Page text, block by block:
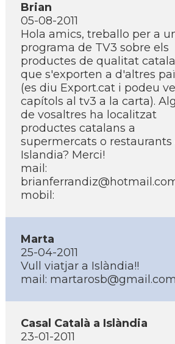
Brian
05-08-2011
Hola amics, treballo per a
programa de TV3 sobre els
productes de qualitat
que s'exporten a d'altres
(es diu Export.cat i podeu
capí­tols al tv3 a la carta).
de vosaltres ha localitzat
productes catalans a
supermercats o restaurants
Islandia? Merci!
mail:
mobil:
Marta
25-04-2011
Vull viatjar a Islàndia!!
mail: martarosb@gmail.com
Casal Català a Islàndia
23-01-2011